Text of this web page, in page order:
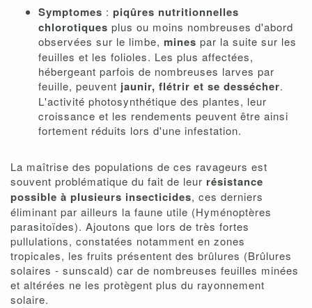
Symptomes : piqûres nutritionnelles
chlorotiques plus ou moins nombreuses d'abord
observées sur le limbe, mines par la suite sur les
feuilles et les folioles. Les plus affectées,
hébergeant parfois de nombreuses larves par
feuille, peuvent jaunir, flétrir et se dessécher.
L'activité photosynthétique des plantes, leur
croissance et les rendements peuvent être ainsi
fortement réduits lors d'une infestation.
La maîtrise des populations de ces ravageurs est
souvent problématique du fait de leur résistance
possible à plusieurs insecticides, ces derniers
éliminant par ailleurs la faune utile (Hyménoptères
parasitoïdes). Ajoutons que lors de très fortes
pullulations, constatées notamment en zones
tropicales, les fruits présentent des brûlures (Brûlures
solaires - sunscald) car de nombreuses feuilles minées
et altérées ne les protègent plus du rayonnement
solaire.